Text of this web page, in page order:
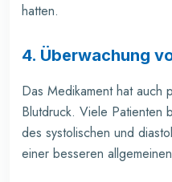
hatten.
4. Überwachung
Das Medikament hat auch
Blutdruck. Viele Patienten
des systolischen und
einer besseren